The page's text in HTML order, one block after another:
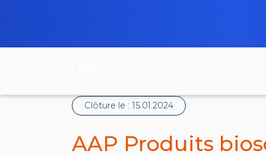
Clôture le : 15.01.2024
AAP Produits